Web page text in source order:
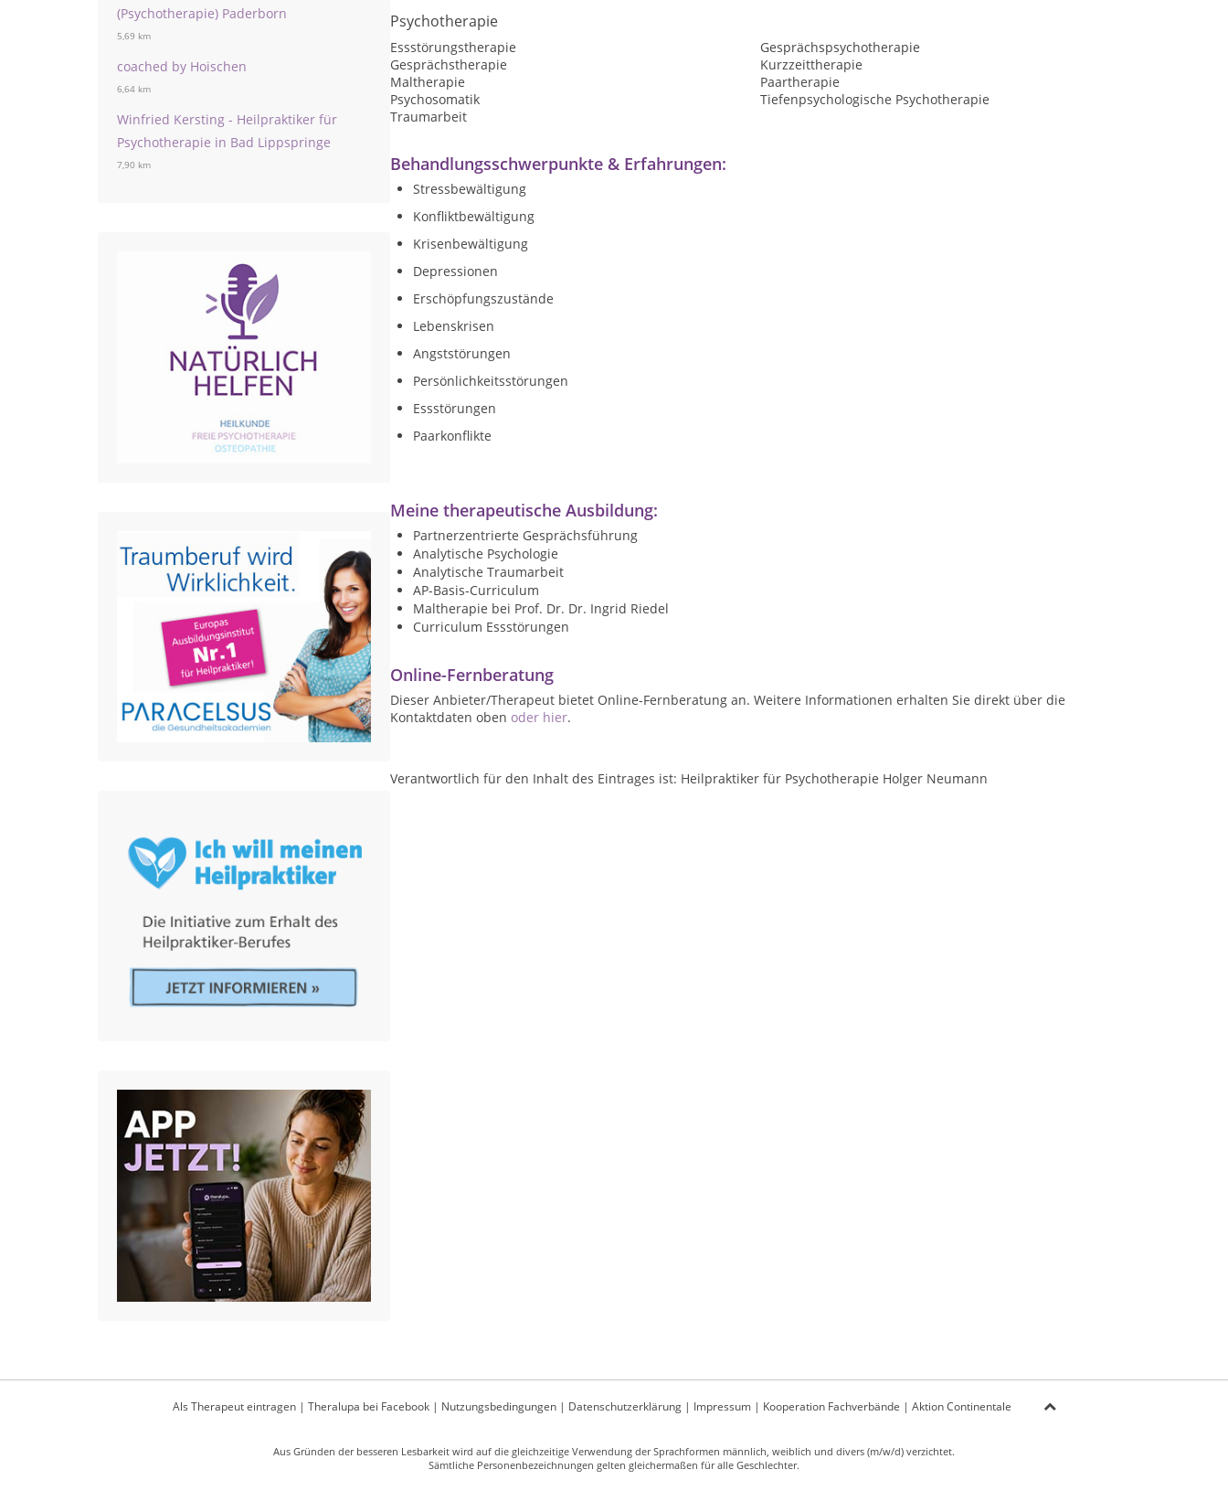
(Psychotherapie) Paderborn
5,69 km
coached by Hoischen
6,64 km
Winfried Kersting - Heilpraktiker für
Psychotherapie in Bad Lippspringe
7,90 km
Psychotherapie
Essstörungstherapie
Gesprächspsychotherapie
Gesprächstherapie
Kurzzeittherapie
Maltherapie
Paartherapie
Psychosomatik
Tiefenpsychologische Psychotherapie
Traumarbeit
Behandlungsschwerpunkte & Erfahrungen:
Stressbewältigung
Konfliktbewältigung
Krisenbewältigung
Depressionen
Erschöpfungszustände
Lebenskrisen
Angststörungen
Persönlichkeitsstörungen
Essstörungen
Paarkonflikte
Meine therapeutische Ausbildung:
Partnerzentrierte Gesprächsführung
Analytische Psychologie
Analytische Traumarbeit
AP-Basis-Curriculum
Maltherapie bei Prof. Dr. Dr. Ingrid Riedel
Curriculum Essstörungen
Online-Fernberatung
Dieser Anbieter/Therapeut bietet Online-Fernberatung an. Weitere Informationen erhalten Sie direkt über die
Kontaktdaten oben oder hier.
Verantwortlich für den Inhalt des Eintrages ist: Heilpraktiker für Psychotherapie Holger Neumann
Als Therapeut eintragen| Theralupa bei Facebook| Nutzungsbedingungen| Datenschutzerklärung| Impressum| Kooperation Fachverbände | Aktion Continentale
Aus Gründen der besseren Lesbarkeit wird auf die gleichzeitige Verwendung der Sprachformen männlich, weiblich und divers (m/w/d) verzichtet.
Sämtliche Personenbezeichnungen gelten gleichermaßen für alle Geschlechter.